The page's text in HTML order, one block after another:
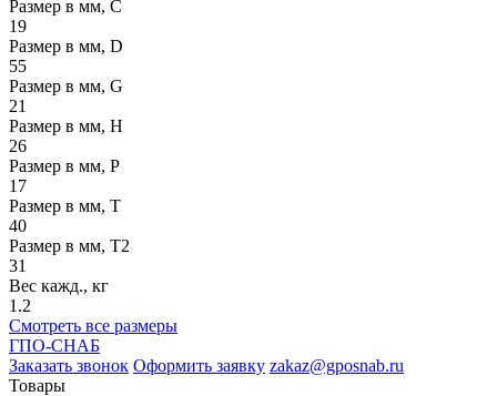
Размер в мм, C
19
Размер в мм, D
55
Размер в мм, G
21
Размер в мм, Н
26
Размер в мм, Р
17
Размер в мм, Т
40
Размер в мм, Т2
31
Вес кажд., кг
1.2
Смотреть все размеры
ГПО-СНАБ
Заказать звонок Оформить заявку zakaz@gposnab.ru
Товары